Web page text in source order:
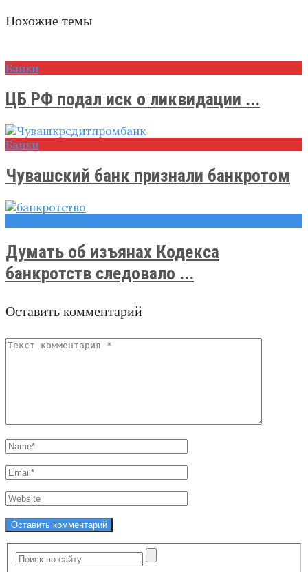
Похожие темы
Банки
ЦБ РФ подал иск о ликвидации ...
Банки
Чувашский банк признали банкротом
Думать об изъянах Кодекса
банкротств следовало ...
Оставить комментарий